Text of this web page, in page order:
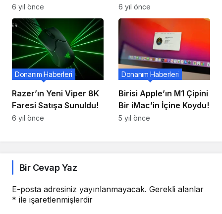
6 yıl önce
İçin Tanıtım Videosu
Yayınladı!
6 yıl önce
Razer’ın Yeni Viper 8K
Faresi Satışa Sunuldu!
Donanım Haberleri
6 yıl önce
Birisi Apple’ın M1 Çipini
Bir iMac’in İçine Koydu!
Donanım Haberleri
5 yıl önce
Bir Cevap Yaz
E-posta adresiniz yayınlanmayacak. Gerekli alanlar
* ile işaretlenmişlerdir